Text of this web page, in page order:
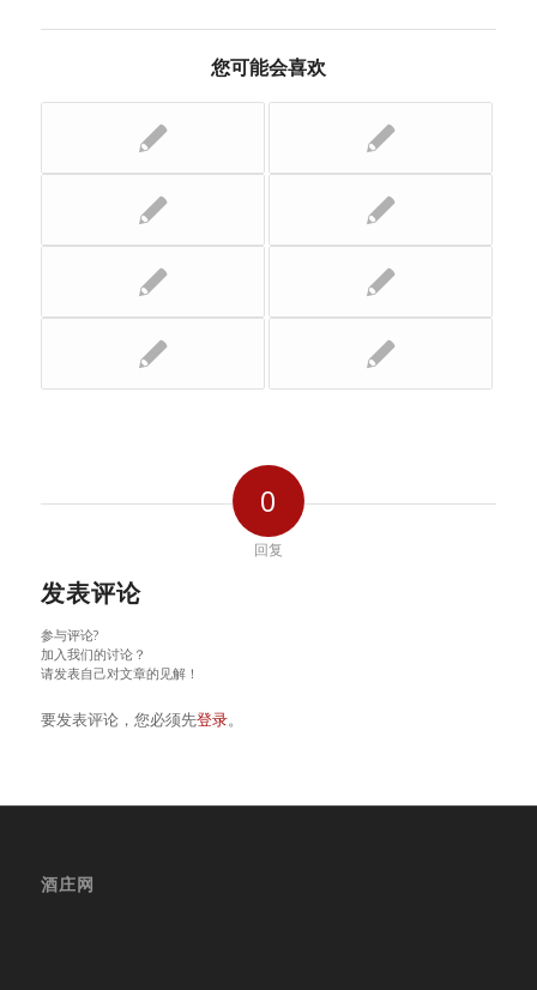
您可能会喜欢
0
回复
发表评论
参与评论?
加入我们的讨论？
请发表自己对文章的见解！
要发表评论，您必须先登录。
酒庄网